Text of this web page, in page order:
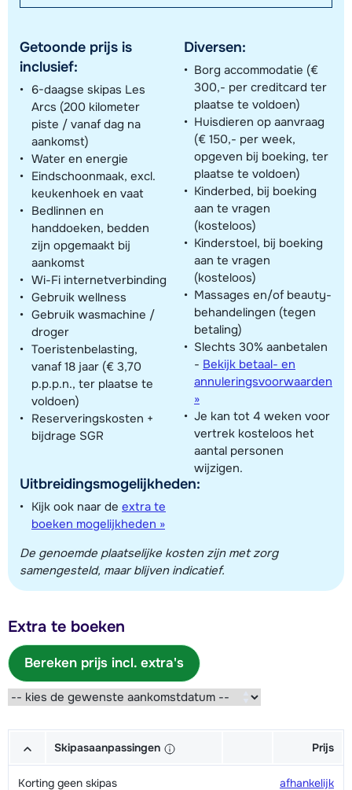
Getoonde prijs is
inclusief:
6-daagse skipas Les
Arcs (200 kilometer
piste / vanaf dag na
aankomst)
Water en energie
Eindschoonmaak, excl.
keukenhoek en vaat
Bedlinnen en
handdoeken, bedden
zijn opgemaakt bij
aankomst
Wi-Fi internetverbinding
Gebruik wellness
Gebruik wasmachine /
droger
Toeristenbelasting,
vanaf 18 jaar (€ 3,70
p.p.p.n., ter plaatse te
voldoen)
Reserveringskosten +
bijdrage SGR
Uitbreidingsmogelijkheden:
Kijk ook naar de extra te
boeken mogelijkheden »
Diversen:
Borg accommodatie (€
300,- per creditcard ter
plaatse te voldoen)
Huisdieren op aanvraag
(€ 150,- per week,
opgeven bij boeking, ter
plaatse te voldoen)
Kinderbed, bij boeking
aan te vragen
(kosteloos)
Kinderstoel, bij boeking
aan te vragen
(kosteloos)
Massages en/of beauty-
behandelingen (tegen
betaling)
Slechts 30% aanbetalen
- Bekijk betaal- en
annuleringsvoorwaarden
»
Je kan tot 4 weken voor
vertrek kosteloos het
aantal personen
wijzigen.
De genoemde plaatselijke kosten zijn met zorg
samengesteld, maar blijven indicatief.
Extra te boeken
Bereken prijs incl. extra's
Skipasaanpassingen Prijs
Korting geen skipas
afhankelijk